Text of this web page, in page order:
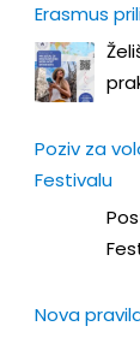
Erasmus
Poziv za
Festivalu
Nova